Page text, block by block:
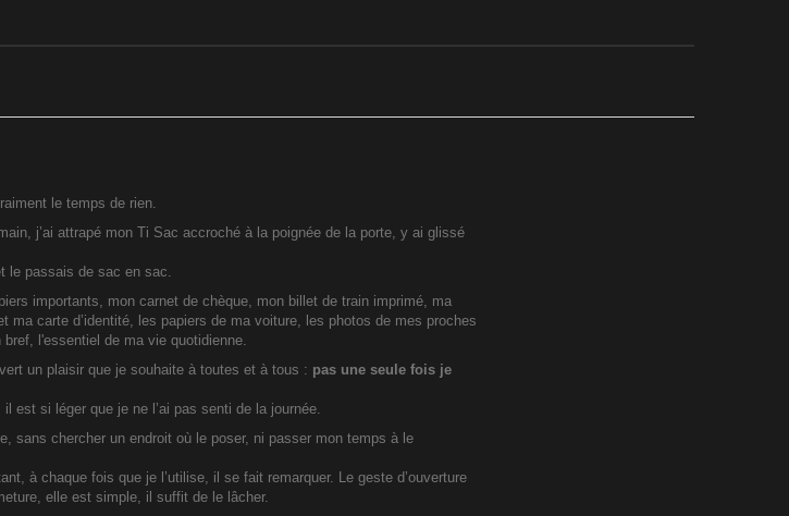
le temps de rien.
j’ai attrapé mon Ti Sac accroché à la poignée de la porte, y ai glissé
le passais de sac en sac.
importants, mon carnet de chèque, mon billet de train imprimé, ma
ma carte d’identité, les papiers de ma voiture, les photos de mes proches
l'essentiel de ma vie quotidienne.
un plaisir que je souhaite à toutes et à tous : pas une seule fois je
est si léger que je ne l’ai pas senti de la journée.
sans chercher un endroit où le poser, ni passer mon temps à le
à chaque fois que je l’utilise, il se fait remarquer. Le geste d’ouverture
elle est simple, il suffit de le lâcher.